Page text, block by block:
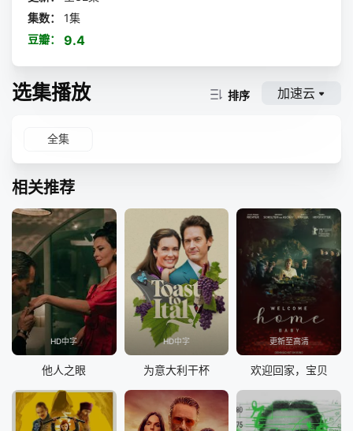
集数：
1集
豆瓣：
9.4
选集播放 排序 加速云
全集
相关推荐
HD中字
他人之眼
HD中字
为意大利干杯
更新至高清
欢迎回家，宝贝